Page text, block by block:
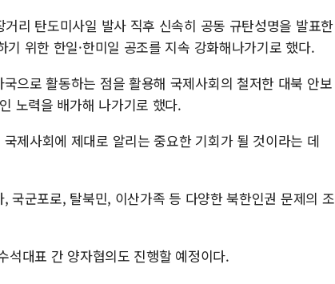
리 탄도미사일 발사 직후 신속히 공동 규탄성명을 발표한
위한 한일·한미일 공조를 지속 강화해나가기로 했다.
으로 활동하는 점을 활용해 국제사회의 철저한 대북 안보
노력을 배가해 나가기로 했다.
제사회에 제대로 알리는 중요한 기회가 될 것이라는 데
국군포로, 탈북민, 이산가족 등 다양한 북한인권 문제의 조
석대표 간 양자협의도 진행할 예정이다.